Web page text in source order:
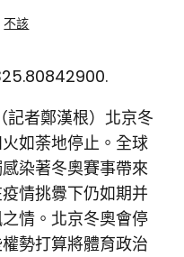
不該
者鄭漢根）北京冬
如荼地停止。全球
染著冬奧賽事帶來
情挑釁下仍如期并
情。北京冬奧會停
勢打算將體育政治